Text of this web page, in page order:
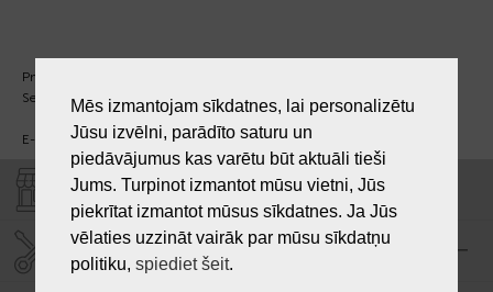
Pm. - Pkt. 09:00 - 18:00
Sest. un Sv. - brīvs.
E-pasts:info@laiksjewellery.lv
VEIKALI "LAIKS"
SERVISA CENTRS "LAIKS"
Mēs izmantojam sīkdatnes, lai personalizētu
Jūsu izvēlni, parādīto saturu un
piedāvājumus kas varētu būt aktuāli tieši
Jums. Turpinot izmantot mūsu vietni, Jūs
piekrītat izmantot mūsus sīkdatnes. Ja Jūs
vēlaties uzzināt vairāk par mūsu sīkdatņu
politiku, spiediet šeit.